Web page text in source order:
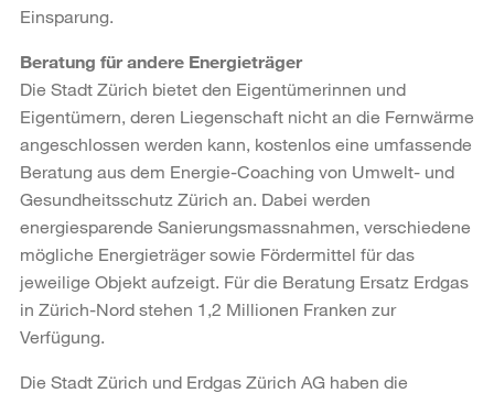
Einsparung.
Beratung für andere Energieträger
Die Stadt Zürich bietet den Eigentümerinnen und
Eigentümern, deren Liegenschaft nicht an die Fernwärme
angeschlossen werden kann, kostenlos eine umfassende
Beratung aus dem Energie-Coaching von Umwelt- und
Gesundheitsschutz Zürich an. Dabei werden
energiesparende Sanierungsmassnahmen, verschiedene
mögliche Energieträger sowie Fördermittel für das
jeweilige Objekt aufzeigt. Für die Beratung Ersatz Erdgas
in Zürich-Nord stehen 1,2 Millionen Franken zur
Verfügung.
Die Stadt Zürich und Erdgas Zürich AG haben die